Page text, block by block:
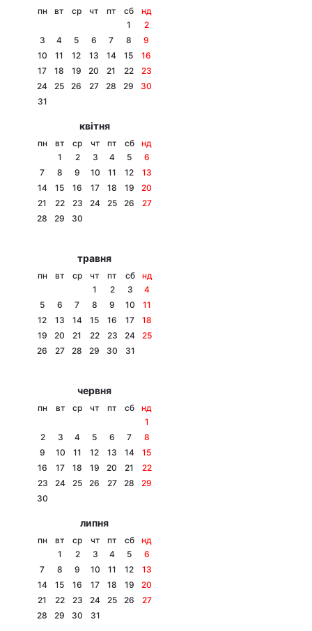
Головна
Економіка
Спорт
Техно і зв'язок
Цікавинки
Екологія
Лонгріди
Інтерв'ю
Архів
пн вт ср чт пт сб
нд
1
2
3
4 5 6 7 8
9
10
11 12 13 14 15
16
17
18 19 20 21 22
23
24
25 26 27 28 29
30
31
квітня
пн вт ср чт пт сб
нд
1
2 3 4 5
6
7
8 9 10 11 12
13
14
15 16 17 18 19
20
21
22 23 24 25 26
27
28
29 30
травня
пн вт ср чт пт сб
нд
1
2 3
4
5
6 7 8 9 10
11
12
13 14 15 16 17
18
19
20 21 22 23 24
25
26
27 28 29 30 31
червня
пн вт ср чт пт сб
нд
1
2
3 4 5 6 7
8
9
10 11 12 13 14
15
16
17 18 19 20 21
22
23
24 25 26 27 28
29
30
липня
пн вт ср чт пт сб
нд
1
2 3 4 5
6
7
8 9 10 11 12
13
14
15 16 17 18 19
20
21
22 23 24 25 26
27
28
29 30 31